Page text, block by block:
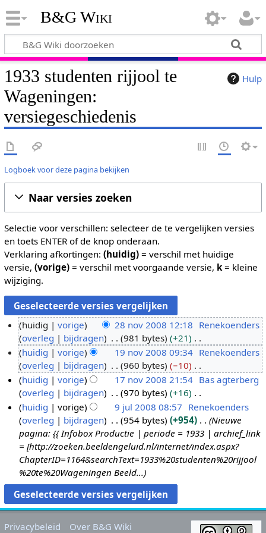
B&G Wiki
Hulp
1933 studenten rijjool te
Wageningen:
versiegeschiedenis
Logboek voor deze pagina bekijken
Naar versies zoeken
Selectie voor verschillen: selecteer de te vergelijken versies
en toets ENTER of de knop onderaan.
Verklaring afkortingen: (huidig)= verschil met huidige
versie, (vorige)= verschil met voorgaande versie, k= kleine
wijziging.
8
o
2
huidig vorige 28 nov 2008 12:18 Renekoenders
overleg
bijdragen 981 bytes
+21
G
e
e
n
b
e
w
e
r
k
i
n
g
9
o
huidig vorige 19 nov 2008 09:34 Renekoenders
overleg
bijdragen 960 bytes
−10
G
e
e
n
b
e
w
e
r
k
i
7
8
huidig vorige 17 nov 2008 21:54 Bas agterberg
overleg
bijdragen 970 bytes
+16
G
e
e
n
b
e
w
e
r
k
0
huidig vorige 9 jul 2008 08:57 Renekoenders
overleg
bijdragen 954 bytes +954
Nieuwe
pagina: {{ Infobox Productie | periode = 1933 | archief_link
= [http://zoeken.beeldengeluid.nl/internet/index.aspx?
ChapterID=1164&searchText=1933%20studenten%20rijjool
%20te%20Wageningen Beeld...
Privacybeleid Over B&G Wiki